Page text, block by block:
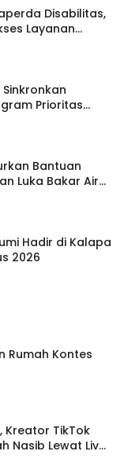
Disabilitas,
Layanan
Sinkronkan
Prioritas
Bantuan
Luka Bakar Air
Hadir di Kalapa
2026
Rumah Kontes
Kreator TikTok
Nasib Lewat Live